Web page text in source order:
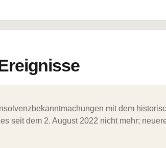
mit dem
seit dem 2. August 2022 nicht mehr;